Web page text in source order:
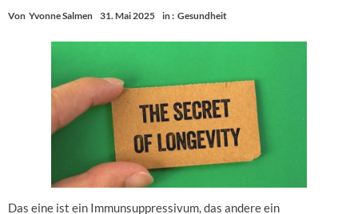
Von Yvonne Salmen 31. Mai 2025 in : Gesundheit
Das eine ist ein Immunsuppressivum, das andere ein